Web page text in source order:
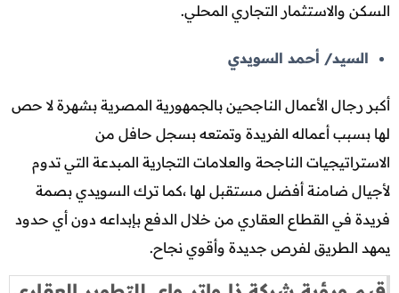
السكن والاستثمار التجاري المحلي.
السيد/ أحمد السويدي
أكبر رجال الأعمال الناجحين بالجمهورية المصرية بشهرة لا حص
لها بسبب أعماله الفريدة وتمتعه بسجل حافل من
الاستراتيجيات الناجحة والعلامات التجارية المبدعة التي تدوم
لأجيال ضامنة أفضل مستقبل لها ،كما ترك السويدي بصمة
فريدة في القطاع العقاري من خلال الدفع بإبداعه دون أي حدود
يمهد الطريق لفرص جديدة وأقوي نجاح.